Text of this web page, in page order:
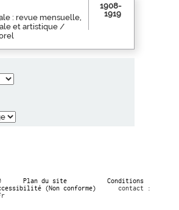
: revue mensuelle,
et artistique /
1908-
1919
Plan du site
Conditions
(Non conforme)
contact :